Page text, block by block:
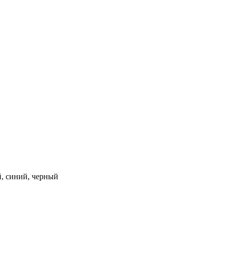
синий, черный